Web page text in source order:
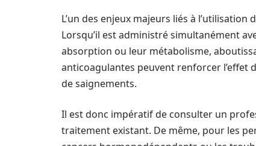
L’un des enjeux majeurs liés à
Lorsqu’il est administré simultanément
absorption ou leur métabolisme,
anticoagulantes peuvent renforcer l’effet
de saignements.
Il est donc impératif de consulter un
traitement existant. De même, pour les